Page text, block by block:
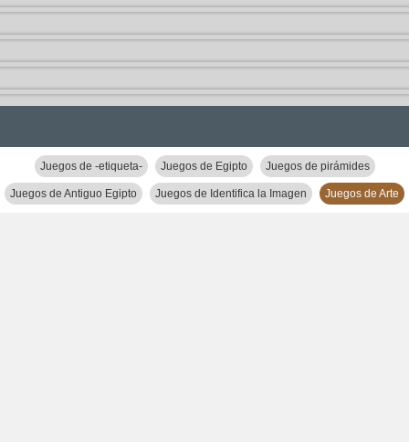
Juegos de -etiqueta- Juegos de Egipto Juegos de pirámides
Juegos de Antiguo Egipto Juegos de Identifica la Imagen Juegos de Arte